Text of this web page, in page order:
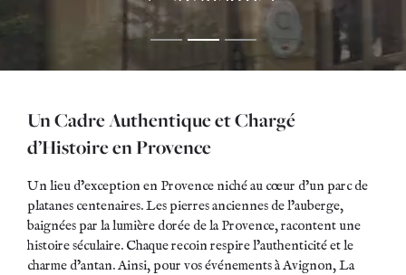
Un Cadre Authentique et Chargé
d’Histoire en Provence
Un lieu d’exception en Provence niché au cœur d’un parc de
platanes centenaires. Les pierres anciennes de l’auberge,
baignées par la lumière dorée de la Provence, racontent une
histoire séculaire. Chaque recoin respire l’authenticité et le
charme d’antan. Ainsi, pour vos événements à Avignon, La